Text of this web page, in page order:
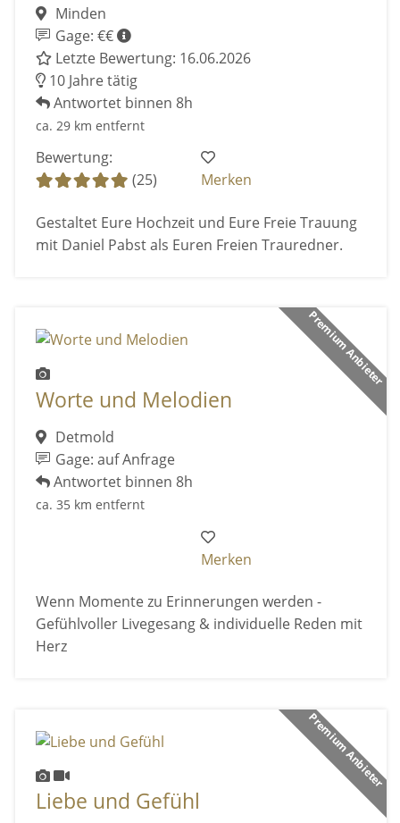
Minden
Gage: €€
Letzte Bewertung: 16.06.2026
10 Jahre tätig
Antwortet binnen 8h
ca. 29 km entfernt
Bewertung:
(25)
Merken
Gestaltet Eure Hochzeit und Eure Freie Trauung
mit Daniel Pabst als Euren Freien Trauredner.
Premium Anbieter
Worte und Melodien
Detmold
Gage: auf Anfrage
Antwortet binnen 8h
ca. 35 km entfernt
Merken
Wenn Momente zu Erinnerungen werden -
Gefühlvoller Livegesang & individuelle Reden mit
Herz
Premium Anbieter
Liebe und Gefühl